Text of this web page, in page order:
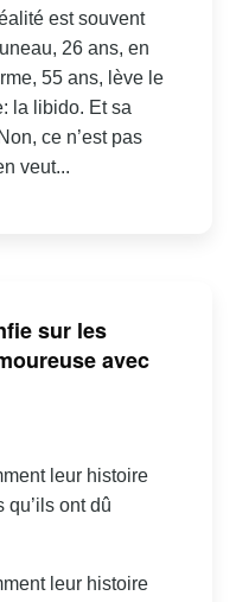
est souvent
26 ans, en
55 ans, lève le
la libido. Et sa
ce n’est pas
veut...
sur les
avec
leur histoire
qu’ils ont dû
leur histoire